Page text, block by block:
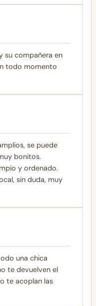
su compañera en
todo momento
se puede
bonitos.
y ordenado.
sin duda, muy
una chica
te devuelven el
te acoplan las